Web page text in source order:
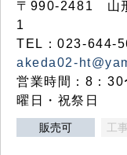
〒990-2481 山
1
TEL：023-644-
akeda02-
営業時間：8：
曜日・祝祭日
販売可 工